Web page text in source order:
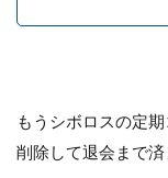
もうシボロスの定
削除して退会まで済